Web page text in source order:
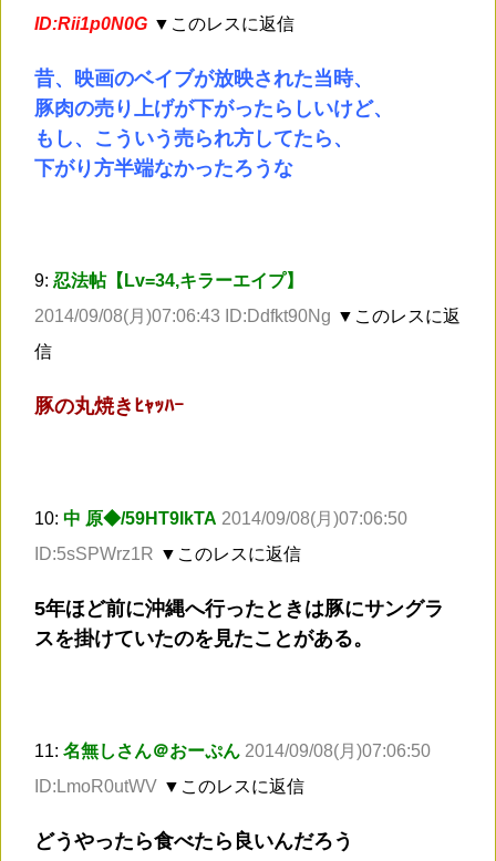
ID:Rii1p0N0G ▼このレスに返信
昔、映画のベイブが放映された当時、
豚肉の売り上げが下がったらしいけど、
もし、こういう売られ方してたら、
下がり方半端なかったろうな
9: 忍法帖【Lv=34,キラーエイプ】
2014/09/08(月)07:06:43 ID:Ddfkt90Ng ▼このレスに返
信
豚の丸焼きﾋｬｯﾊｰ
10: 中 原◆/59HT9IkTA 2014/09/08(月)07:06:50
ID:5sSPWrz1R ▼このレスに返信
5年ほど前に沖縄へ行ったときは豚にサングラ
スを掛けていたのを見たことがある。
11: 名無しさん＠おーぷん 2014/09/08(月)07:06:50
ID:LmoR0utWV ▼このレスに返信
どうやったら食べたら良いんだろう